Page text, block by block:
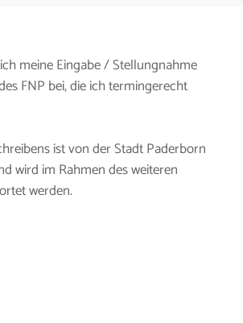
meine Eingabe / Stellungnahme
FNP bei, die ich termingerecht
ist von der Stadt Paderborn
wird im Rahmen des weiteren
werden.